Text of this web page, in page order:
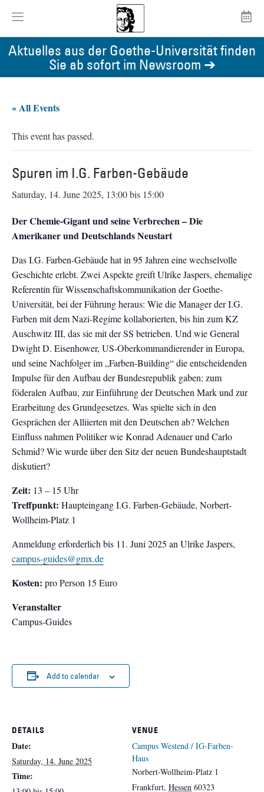
Aktuelles aus der Goethe-Universität finden
Sie ab sofort im Newsroom ➔
« All Events
This event has passed.
Spuren im I.G. Farben-Gebäude
Saturday, 14. June 2025, 13:00bis 15:00
Der Chemie-Gigant und seine Verbrechen – Die
Amerikaner und Deutschlands Neustart
Das I.G. Farben-Gebäude hat in 95 Jahren eine wechselvolle
Geschichte erlebt. Zwei Aspekte greift Ulrike Jaspers, ehemalige
Referentin für Wissenschaftskommunikation der Goethe-
Universität, bei der Führung heraus: Wie die Manager der I.G.
Farben mit dem Nazi-Regime kollaborierten, bis hin zum KZ
Auschwitz III, das sie mit der SS betrieben. Und wie General
Dwight D. Eisenhower, US-Oberkommandierender in Europa,
und seine Nachfolger im „Farben-Building“ die entscheidenden
Impulse für den Aufbau der Bundesrepublik gaben: zum
föderalen Aufbau, zur Einführung der Deutschen Mark und zur
Erarbeitung des Grundgesetzes. Was spielte sich in den
Gesprächen der Alliierten mit den Deutschen ab? Welchen
Einfluss nahmen Politiker wie Konrad Adenauer und Carlo
Schmid? Wie wurde über den Sitz der neuen Bundeshauptstadt
diskutiert?
Zeit: 13 – 15 Uhr
Treffpunkt: Haupteingang I.G. Farben-Gebäude, Norbert-
Wollheim-Platz 1
Anmeldung erforderlich bis 11. Juni 2025 an Ulrike Jaspers,
campus-guides@gmx.de
Kosten: pro Person 15 Euro
Veranstalter
Campus-Guides
Add to calendar
DETAILS
Date:
Saturday, 14. June 2025
Time:
VENUE
Campus Westend / IG-Farben-
Haus
Norbert-Wollheim-Platz 1
Frankfurt, Hessen 60323